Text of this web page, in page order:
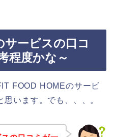
サービスの口コ
程度かな～
FOOD HOMEのサービ
います。でも、、、。